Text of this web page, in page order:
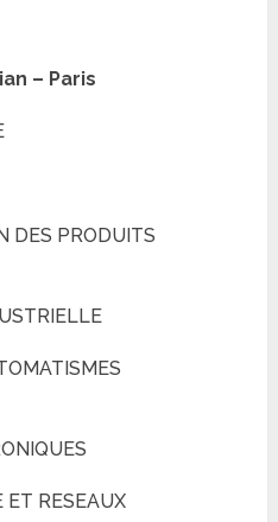
– Paris
DES PRODUITS
ET RESEAUX